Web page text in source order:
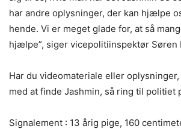
har andre oplysninger, der kan hjælpe
hende. Vi er meget glade for, at så
hjælpe”, siger vicepolitiinspektør Søren
Har du videomateriale eller
med at finde Jashmin, så ring til politiet
Signalement : 13 årig pige, 160